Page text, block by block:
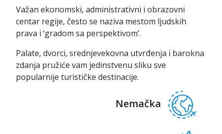
Važan ekonomski, administrativni i obrazovni
centar regije, često se naziva mestom ljudskih
prava i ‘gradom sa perspektivom’.
Palate, dvorci, srednjevekovna utvrđenja i barokna
zdanja pružiće vam jedinstvenu sliku sve
popularnije turističke destinacije.
Nemačka